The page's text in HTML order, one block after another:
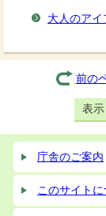
大人のアイ
前の
表示
庁舎のご案内
このサイトに